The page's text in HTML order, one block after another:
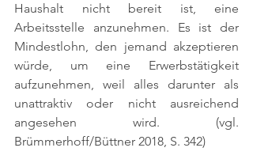
Haushalt nicht bereit ist, eine
Arbeitsstelle anzunehmen. Es ist der
Mindestlohn, den jemand akzeptieren
würde, um eine Erwerbstätigkeit
aufzunehmen, weil alles darunter als
unattraktiv oder nicht ausreichend
angesehen wird. (vgl.
Brümmerhoff/Büttner 2018, S. 342)